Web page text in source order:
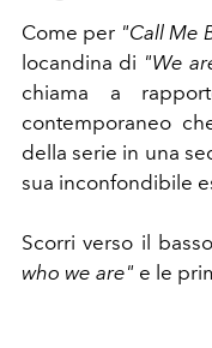
Come per "Call Me
locandina di "We
chiama a
contemporaneo
della serie in una
sua inconfondibile
Scorri verso il
who we are" e le